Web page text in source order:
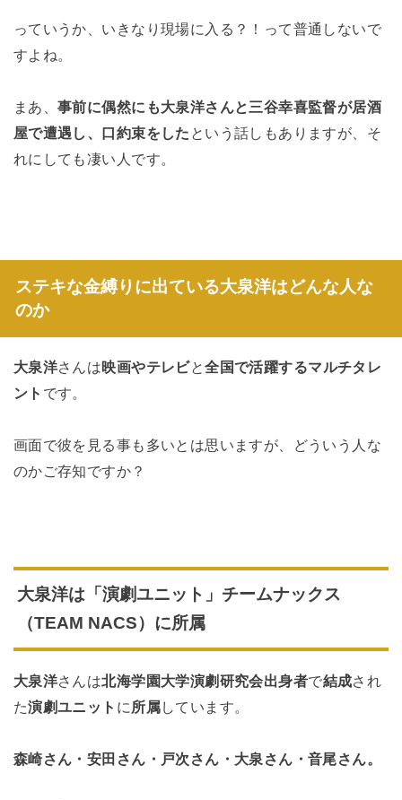
っていうか、いきなり現場に入る？！って普通しないで
すよね。
まあ、事前に偶然にも大泉洋さんと三谷幸喜監督が居酒
屋で遭遇し、口約束をした という話しもありますが、そ
れにしても凄い人です。
ステキな金縛りに出ている大泉洋はどんな人な
のか
大泉洋さんは映画やテレビと全国で活躍するマルチタレ
ント です。
画面で彼を見る事も多いとは思いますが、どういう人な
のかご存知ですか？
大泉洋は 「演劇ユニット」チームナックス
（TEAM NACS）に所属
大泉洋さんは北海学園大学演劇研究会出身者で結成され
た演劇ユニット に 所属しています。
森崎さん・安田さん・戸次さん・大泉さん・音尾さん。